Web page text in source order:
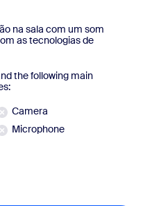
na sala com um som
as tecnologias de
the following main
Camera
Microphone